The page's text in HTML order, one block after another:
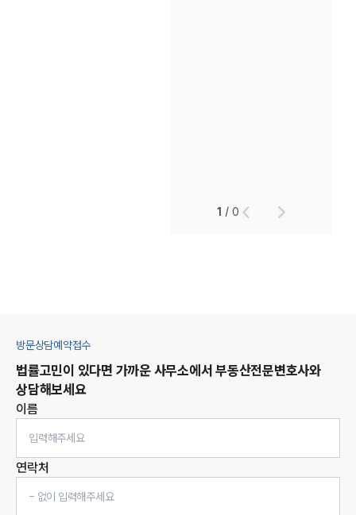
1 /0
방문상담예약접수
법률고민이 있다면 가까운 사무소에서 부동산전문변호사와
상담해보세요
이름
연락처